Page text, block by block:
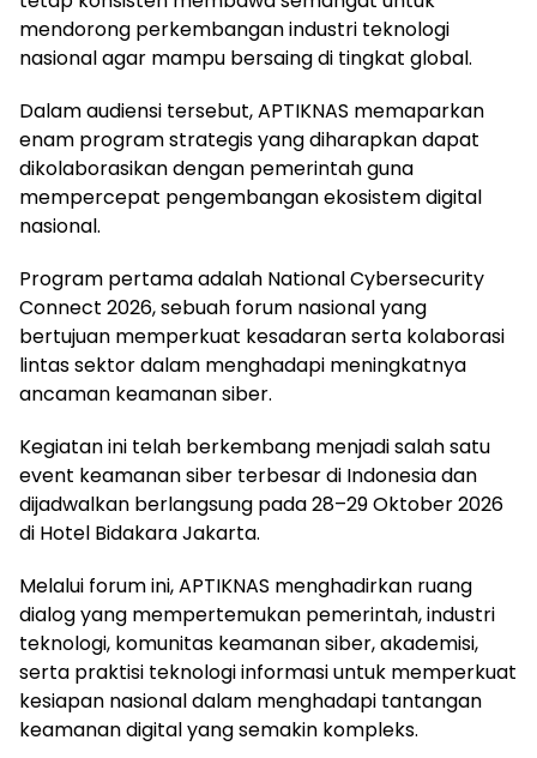
mendorong perkembangan industri teknologi
nasional agar mampu bersaing di tingkat global.
Dalam audiensi tersebut, APTIKNAS memaparkan
enam program strategis yang diharapkan dapat
dikolaborasikan dengan pemerintah guna
mempercepat pengembangan ekosistem digital
nasional.
Program pertama adalah National Cybersecurity
Connect 2026, sebuah forum nasional yang
bertujuan memperkuat kesadaran serta kolaborasi
lintas sektor dalam menghadapi meningkatnya
ancaman keamanan siber.
Kegiatan ini telah berkembang menjadi salah satu
event keamanan siber terbesar di Indonesia dan
dijadwalkan berlangsung pada 28–29 Oktober 2026
di Hotel Bidakara Jakarta.
Melalui forum ini, APTIKNAS menghadirkan ruang
dialog yang mempertemukan pemerintah, industri
teknologi, komunitas keamanan siber, akademisi,
serta praktisi teknologi informasi untuk memperkuat
kesiapan nasional dalam menghadapi tantangan
keamanan digital yang semakin kompleks.